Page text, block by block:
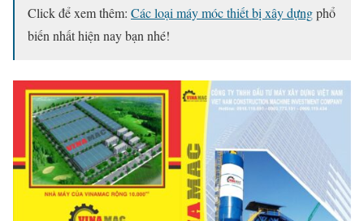
Click để xem thêm: Các loại máy móc thiết bị xây dựngphổ
biến nhất hiện nay bạn nhé!